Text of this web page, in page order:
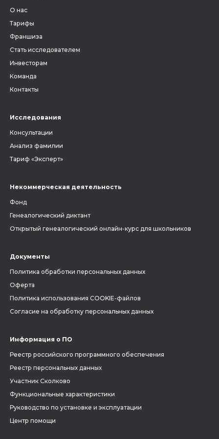
документы, связанные с
людьми, которых вы ищете.
О нас
Тарифы
Франшиза
Стать исследователем
Инвесторам
Команда
Контакты
Исследования
Консультации
Анализ фамилии
Тариф «Эксперт»
Некоммерческая деятельность
Фонд
Генеалогический диктант
Открытый генеалогический онлайн-курс для школьников
Документы
Политика обработки персональных данных
Оферта
Политика использования COOKIE-файлов
Согласие на обработку персональных данных
Информация о ПО
Реестр российского программного обеспечения
Реестр персональных данных
Участник Сколково
Функциональные характеристики
Руководство по установке и эксплуатации
Центр помощи